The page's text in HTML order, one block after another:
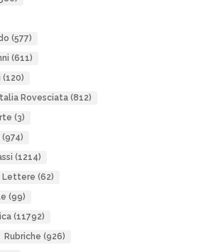
(577)
(611)
(120)
Rovesciata(812)
(3)
(974)
(1214)
Lettere (62)
(99)
(11792)
Rubriche (926)